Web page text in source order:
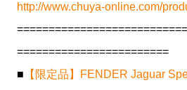
http://www.chuya-online.com/
========================
■ 【限定品】FENDER Jaguar